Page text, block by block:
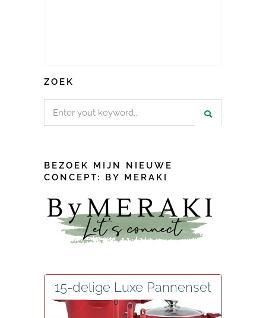
ZOEK
Search
BEZOEK MIJN NIEUWE
CONCEPT: BY MERAKI
15-delige Luxe Pannenset